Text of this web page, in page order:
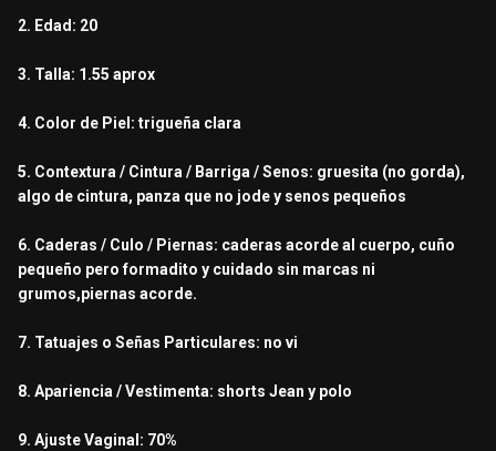
2. Edad: 20
3. Talla: 1.55 aprox
4. Color de Piel: trigueña clara
5. Contextura / Cintura / Barriga / Senos: gruesita (no gorda),
algo de cintura, panza que no jode y senos pequeños
6. Caderas / Culo / Piernas: caderas acorde al cuerpo, cuño
pequeño pero formadito y cuidado sin marcas ni
grumos,piernas acorde.
7. Tatuajes o Señas Particulares: no vi
8. Apariencia / Vestimenta: shorts Jean y polo
9. Ajuste Vaginal: 70%